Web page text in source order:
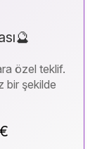
özel teklif.
bir şekilde